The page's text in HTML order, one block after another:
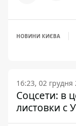
НОВИНИ КИЄВА
16:23, 02 грудня
Соцсети: в
листовки с